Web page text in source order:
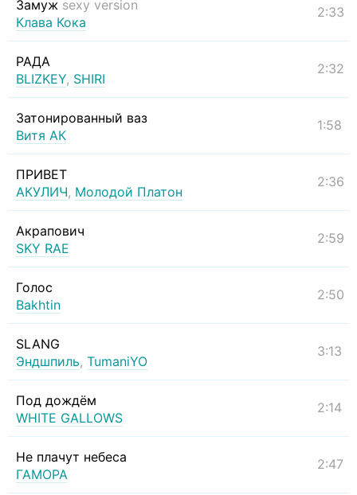
Замуж sexy version
Клава Кока
2:33
РАДА
BLIZKEY, SHIRI
2:32
Затонированный ваз
Витя АК
1:58
ПРИВЕТ
АКУЛИЧ, Молодой Платон
2:36
Акрапович
SKY RAE
2:59
Голос
Bakhtin
2:50
SLANG
Эндшпиль, TumaniYO
3:13
Под дождём
WHITE GALLOWS
2:14
Не плачут небеса
ГАМОРА
2:47